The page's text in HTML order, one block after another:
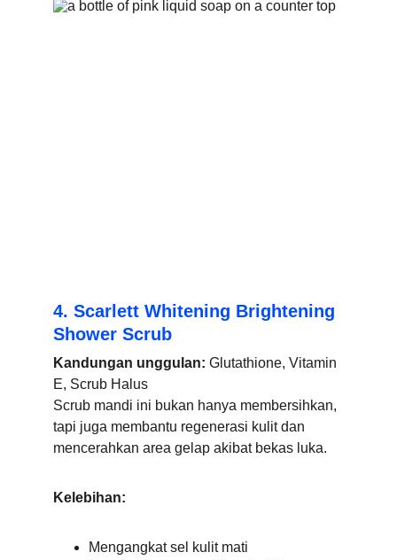
4. Scarlett Whitening Brightening
Shower Scrub
Kandungan unggulan: Glutathione, Vitamin
E, Scrub Halus
Scrub mandi ini bukan hanya membersihkan,
tapi juga membantu regenerasi kulit dan
mencerahkan area gelap akibat bekas luka.
Kelebihan:
Mengangkat sel kulit mati